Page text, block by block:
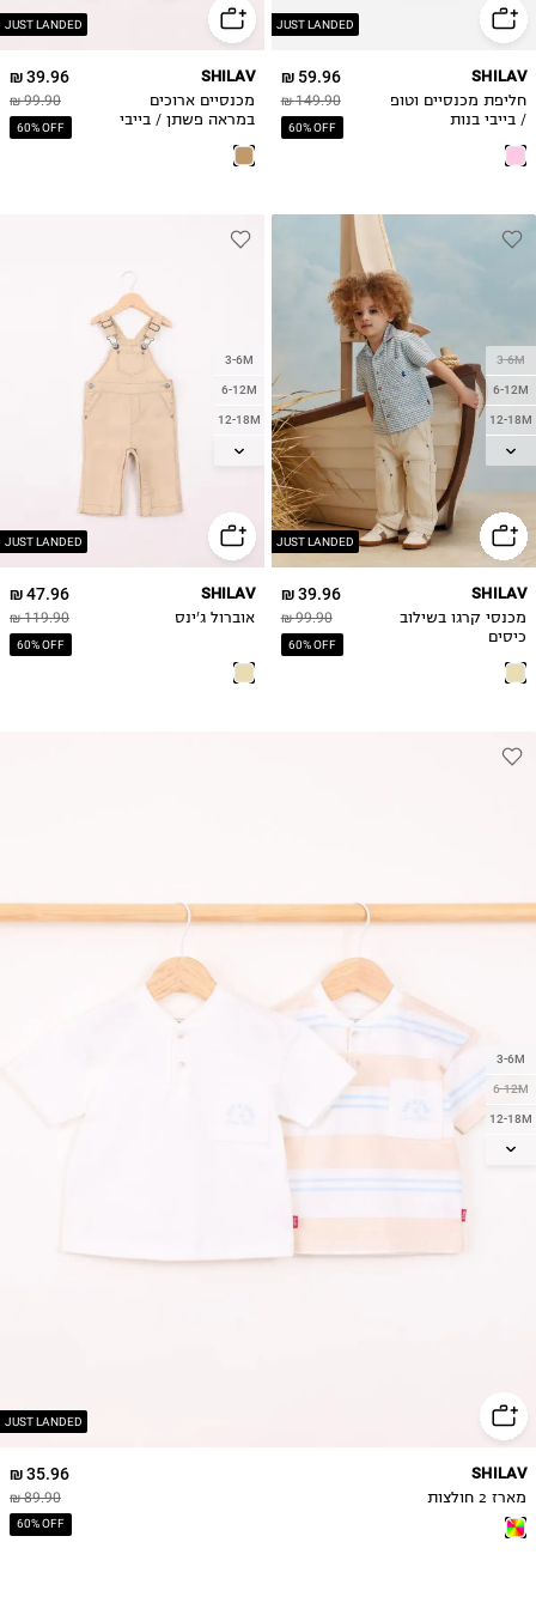
JUST LANDED 4Y
59.96 ₪
149.90 ₪
60% OFF
SHILAV
חליפת מכנסיים וטופ
/ בייבי בנות
JUST LANDED 4Y
5Y
39.96 ₪
99.90 ₪
60% OFF
SHILAV
מכנסיים ארוכים
במראה פשתן / בייבי
JUST LANDED
3-6M
6-12M
12-18M
18-24M
3Y
4Y
5Y
6Y
39.96 ₪
99.90 ₪
60% OFF
SHILAV
מכנסי קרגו בשילוב
כיסים
JUST LANDED
3-6M
6-12M
12-18M
18-24M
47.96 ₪
119.90 ₪
60% OFF
SHILAV
אוברול ג'ינס
JUST LANDED
3-6M
6-12M
12-18M
18-24M
35.96 ₪
89.90 ₪
60% OFF
SHILAV
מארז 2 חולצות